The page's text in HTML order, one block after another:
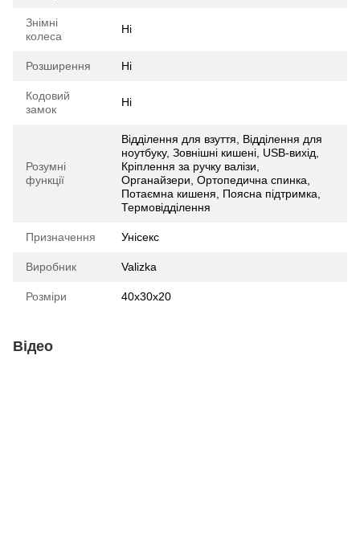
Знімні
колеса
Ні
Розширення Ні
Кодовий
замок
Ні
Розумні
функції
Відділення для взуття, Відділення для
ноутбуку, Зовнішні кишені, USB-вихід,
Кріплення за ручку валізи,
Органайзери, Ортопедична спинка,
Потаємна кишеня, Поясна підтримка,
Термовідділення
Призначення Унісекс
Виробник Valizka
Розміри 40х30х20
Відео